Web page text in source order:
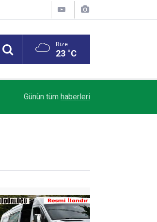
Rize
23 °C
Çaykur Rizespor, yeni sezon hazırlıklarını
Günün tüm haberleri